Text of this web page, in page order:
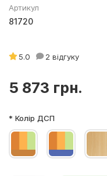
Артикул
81720
5.0 2 відгуку
5 873 грн.
* Колір ДСП